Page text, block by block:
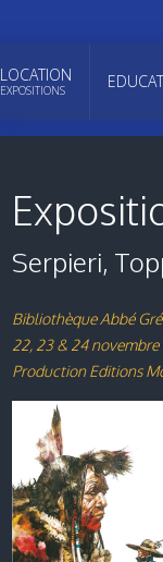
LOCATION
EXPOSITIONS
Serpieri,
Bibliothèque Abbé
22, 23 & 24 novembre
Production Editions